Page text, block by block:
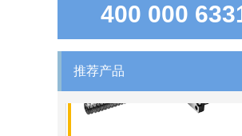
400 000
推荐产品